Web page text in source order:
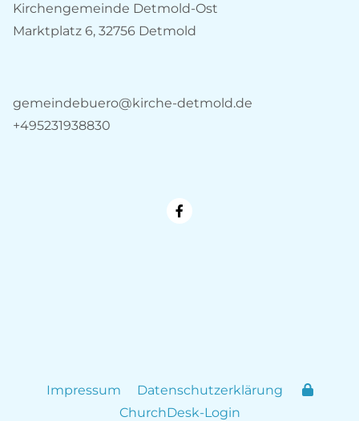
Kirchengemeinde Detmold-Ost
Marktplatz 6, 32756 Detmold
gemeindebuero@kirche-detmold.de
+495231938830
Impressum
Datenschutzerklärung
ChurchDesk-Login